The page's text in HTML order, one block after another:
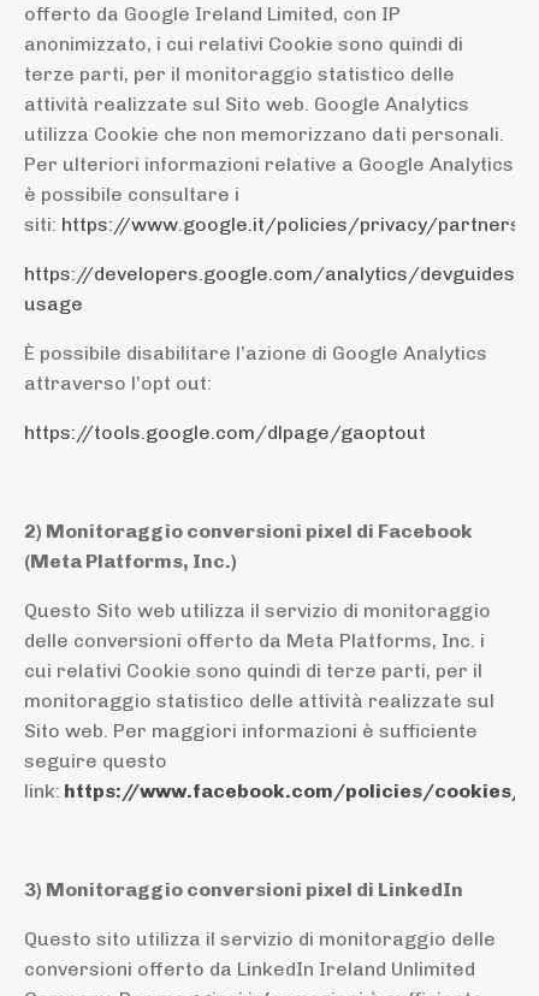
offerto da Google Ireland Limited, con IP
anonimizzato, i cui relativi Cookie sono quindi di
terze parti, per il monitoraggio statistico delle
attività realizzate sul Sito web. Google Analytics
utilizza Cookie che non memorizzano dati personali.
Per ulteriori informazioni relative a Google Analytics
è possibile consultare i
siti: https://www.google.it/policies/privacy/partners/
https://developers.google.com/analytics/
usage
È possibile disabilitare l’azione di Google Analytics
attraverso l’opt out:
https://tools.google.com/dlpage/gaoptout
2) Monitoraggio conversioni pixel di Facebook
(Meta Platforms, Inc.)
Questo Sito web utilizza il servizio di monitoraggio
delle conversioni offerto da Meta Platforms, Inc. i
cui relativi Cookie sono quindi di terze parti, per il
monitoraggio statistico delle attività realizzate sul
Sito web. Per maggiori informazioni è sufficiente
seguire questo
link: https://www.facebook.com/policies/cookies/
3) Monitoraggio conversioni pixel di LinkedIn
Questo sito utilizza il servizio di monitoraggio delle
conversioni offerto da LinkedIn Ireland Unlimited